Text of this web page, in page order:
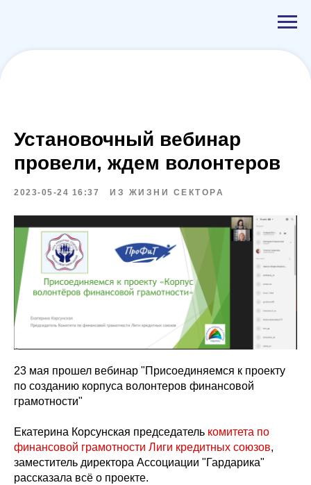
Установочный вебинар
провели, ждем волонтеров
2023-05-24 16:37 ИЗ ЖИЗНИ СЕКТОРА
23 мая прошел вебинар "Присоединяемся к проекту
по созданию корпуса волонтеров финансовой
грамотности"
Екатерина Корсунская председатель комитета по
финансовой грамотности Лиги кредитных союзов,
заместитель директора Ассоциации "Гардарика"
рассказала всё о проекте.